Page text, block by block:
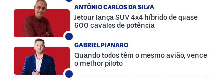
ANTÔNIO CARLOS DA SILVA
Jetour lança SUV 4x4 híbrido de quase
600 cavalos de potência
GABRIEL PIANARO
Quando todos têm o mesmo avião, vence
o melhor piloto